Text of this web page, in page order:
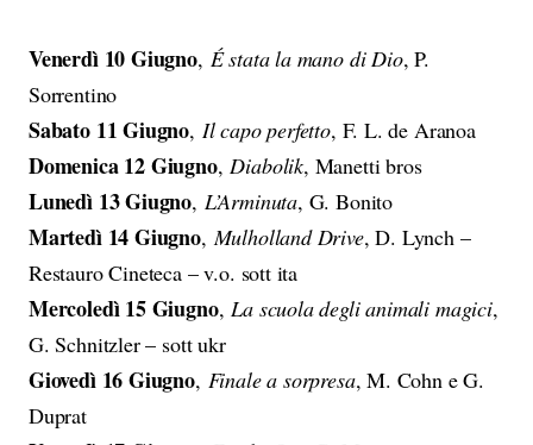
Venerdì 10 Giugno, É stata la mano di Dio, P.
Sorrentino
Sabato 11 Giugno, Il capo perfetto, F. L. de Aranoa
Domenica 12 Giugno,Diabolik, Manetti bros
Lunedì 13 Giugno, L’Arminuta, G. Bonito
Martedì 14 Giugno,Mulholland Drive, D. Lynch –
Restauro Cineteca – v.o. sott ita
Mercoledì 15 Giugno,La scuola degli animali magici,
G. Schnitzler – sott ukr
Giovedì 16 Giugno, Finale a sorpresa, M. Cohn e G.
Duprat